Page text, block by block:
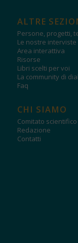
ALTRE
Persone, progetti,
Le nostre interviste
Area interattiva
Risorse
Libri scelti per voi
La community di
Faq
CHI SIAMO
Comitato scientifico
Redazione
Contatti